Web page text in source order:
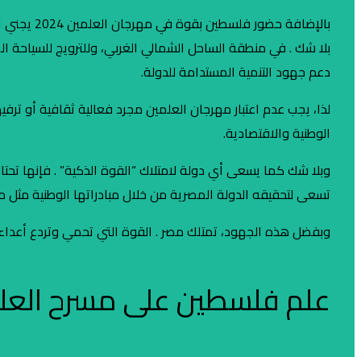
بلا شك . في منطقة الساحل الشمالي الغربي، وللترويج للسياحة
دعم جهود التنمية المستدامة للدولة.
لذا، يجب عدم اعتبار مهرجان العلمين مجرد فعالية ثقافية أو
الوطنية والاقتصادية.
وبلا شك كما يسعى أي دولة لامتلاك “القوة الذكية” . فإنها
تسعى لتحقيقه الدولة المصرية من خلال مبادراتها الوطنية
وبفضل هذه الجهود، تمتلك مصر . القوة التي تحمي وتردع
علم فلسطين على مسرح